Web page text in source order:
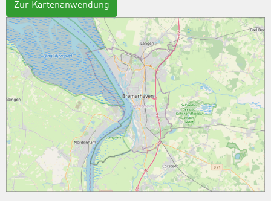
Zur Kartenanwendung